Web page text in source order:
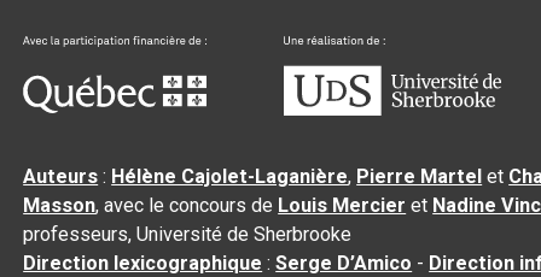
Auteurs : Hélène Cajolet-Laganière, Pierre Martel et
Masson, avec le concours de Louis Mercier et Nadine
professeurs, Université de Sherbrooke
Direction lexicographique :Serge D’Amico - Direction